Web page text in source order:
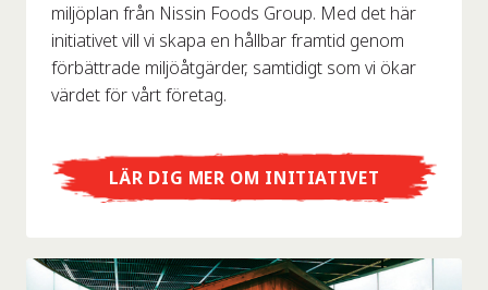
miljöplan från Nissin Foods Group. Med det här
initiativet vill vi skapa en hållbar framtid genom
förbättrade miljöåtgärder, samtidigt som vi ökar
värdet för vårt företag.
LÄR DIG MER OM INITIATIVET